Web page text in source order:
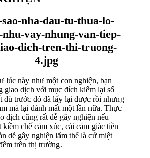
lúc này như một con nghiện, bạn
giao dịch với mục đích kiếm lại số
dù trước đó đã lấy lại được rồi nhưng
mà lại đánh mất một lần nữa. Thực
dịch cũng rất dễ gây nghiện nếu
kiềm chế cảm xúc, cái cảm giác tiền
dễ gây nghiện lắm thế là cứ miệt
trên thị trường.